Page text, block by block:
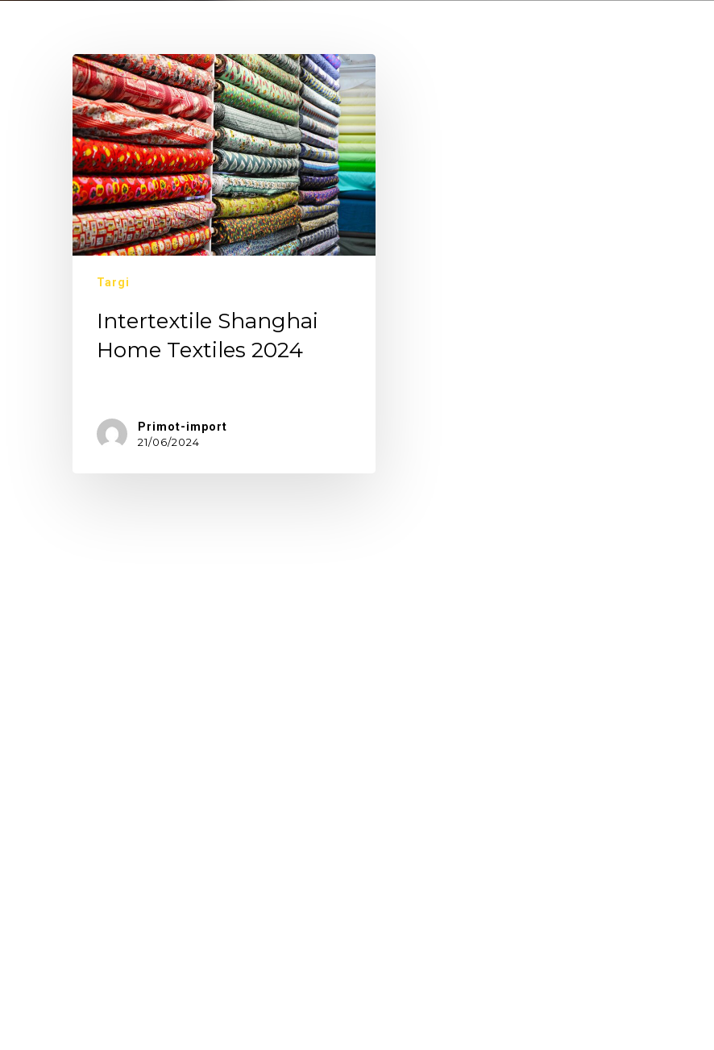
Targi
Intertextile Shanghai
Home Textiles 2024
Primot-import
21/06/2024